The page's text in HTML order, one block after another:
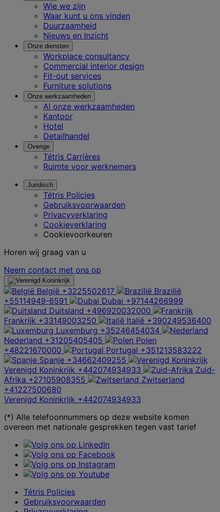
Wie we zijn
Waar kunt u ons vinden
Duurzaamheid
Nieuws en Inzicht
Onze diensten
Workplace consultancy
Commercial interior design
Fit-out services
Furniture solutions
Onze werkzaamheden
Al onze werkzaamheden
Kantoor
Hotel
Detailhandel
Overige
Tétris Carrières
Ruimte voor werknemers
Juridisch
Tétris Policies
Gebruiksvoorwaarden
Privacyverklaring
Cookieverklaring
Cookievoorkeuren
Horen wij graag van u
Neem contact met ons op
België +3225502617
Brazilië
+55114949-6591
Dubai +97144266999
Duitsland +496920032000
Frankrijk +33149003250 Italië +390249536400
Luxemburg +35246454034
Nederland +31205405405
Polen
+48221670000
Portugal +351213583222
Spanje +34662409255
Verenigd Koninkrijk +442074934933
Zuid-
Afrika +27105908355
Zwitserland
+41227500680
Verenigd Koninkrijk +442074934933
(*) Alle telefoonnummers op deze website komen
overeen met nationale gesprekken tegen vast tarief
Tétris Policies
Gebruiksvoorwaarden